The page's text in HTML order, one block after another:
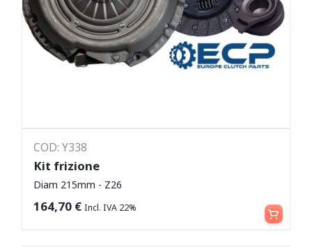
COD: Y338
Kit frizione
Diam 215mm - Z26
164,70 € Incl. IVA 22% Aggiungi al carrello